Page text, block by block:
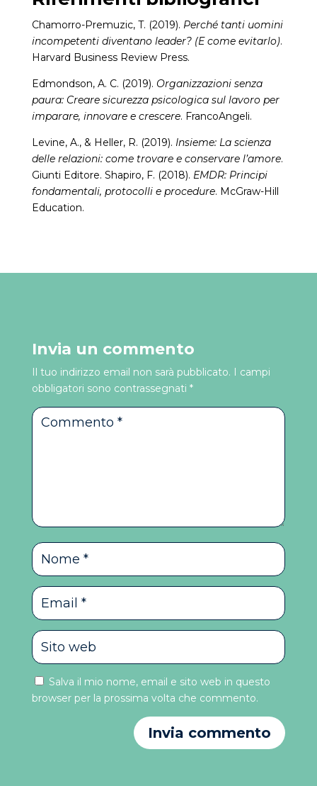
Chamorro-Premuzic, T. (2019). Perché tanti uomini
incompetenti diventano leader? (E come evitarlo).
Harvard Business Review Press.
Edmondson, A. C. (2019). Organizzazioni senza
paura: Creare sicurezza psicologica sul lavoro per
imparare, innovare e crescere. FrancoAngeli.
Levine, A., & Heller, R. (2019). Insieme: La scienza
delle relazioni: come trovare e conservare l’amore.
Giunti Editore. Shapiro, F. (2018). EMDR: Principi
fondamentali, protocolli e procedure. McGraw-Hill
Education.
Invia un commento
Il tuo indirizzo email non sarà pubblicato. I campi
obbligatori sono contrassegnati *
Salva il mio nome, email e sito web in questo
browser per la prossima volta che commento.
Invia commento